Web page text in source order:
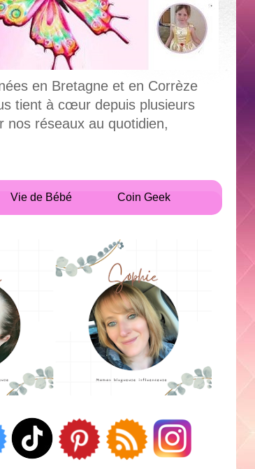
en Bretagne et en Corrèze
tient à cœur depuis plusieurs
nos réseaux au quotidien,
Vie de Bébé Coin Geek